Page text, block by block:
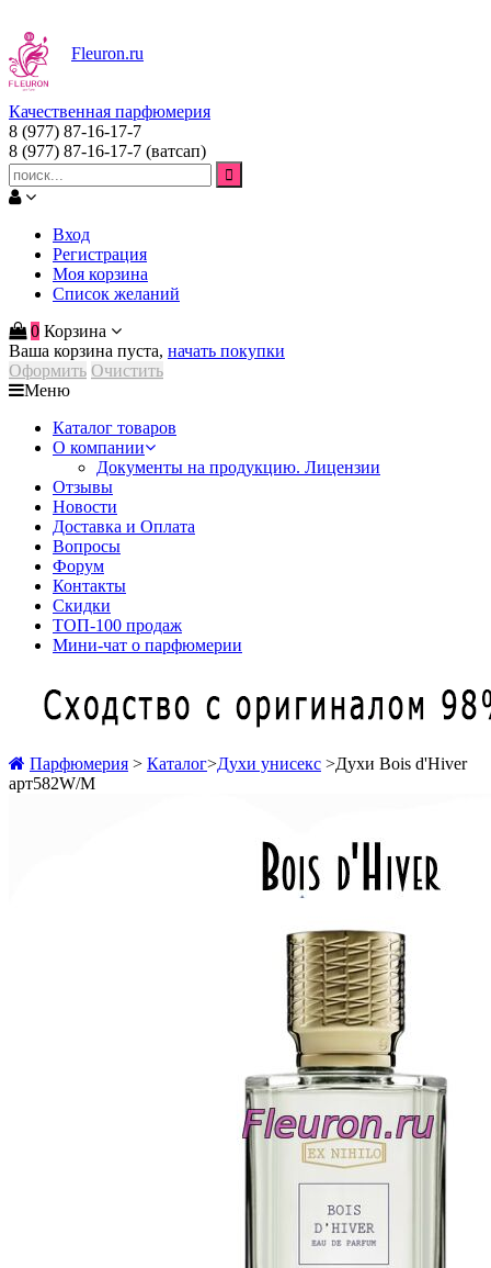
Fleuron.ru
Качественная парфюмерия
8 (977) 87-16-17-7
8 (977) 87-16-17-7 (ватсап)
Вход
Регистрация
Моя корзина
Список желаний
0 Корзина
Ваша корзина пуста, начать покупки
Оформить Очистить
Меню
Каталог товаров
О компании
Документы на продукцию. Лицензии
Отзывы
Новости
Доставка и Оплата
Вопросы
Форум
Контакты
Скидки
ТОП-100 продаж
Мини-чат о парфюмерии
Парфюмерия > Каталог>Духи унисекс >Духи Bois d'Hiver
арт582W/M